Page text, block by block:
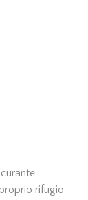
rifugio